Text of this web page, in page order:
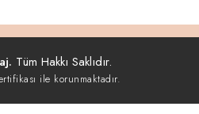
Tüm Hakkı Saklıdır.
ile korunmaktadır.